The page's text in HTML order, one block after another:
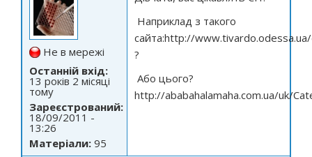
Не в мережі
Останній вхід:
13 років 2 місяці
тому
Зареєстрований:
18/09/2011 -
13:26
Матеріали: 95
Наприклад з такого
сайта:http://
?
Або цього?
http://ababahalamaha.com.ua/uk/